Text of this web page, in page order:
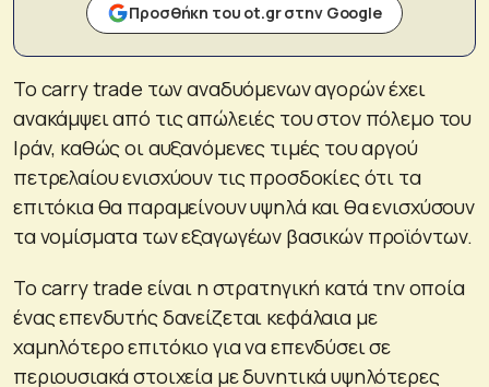
Προσθήκη του ot.gr στην Google
Το carry trade των αναδυόμενων αγορών έχει
ανακάμψει από τις απώλειές του στον πόλεμο του
Ιράν, καθώς οι αυξανόμενες τιμές του αργού
πετρελαίου ενισχύουν τις προσδοκίες ότι τα
επιτόκια θα παραμείνουν υψηλά και θα ενισχύσουν
τα νομίσματα των εξαγωγέων βασικών προϊόντων.
Το carry trade είναι η στρατηγική κατά την οποία
ένας επενδυτής δανείζεται κεφάλαια με
χαμηλότερο επιτόκιο για να επενδύσει σε
περιουσιακά στοιχεία με δυνητικά υψηλότερες